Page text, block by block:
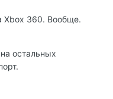
Xbox 360. Вообще.
остальных